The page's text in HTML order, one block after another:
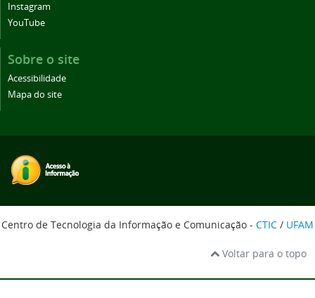
Instagram
YouTube
Sobre o site
Acessibilidade
Mapa do site
Centro de Tecnologia da Informação e Comunicação - CTIC / UFAM
Voltar para o topo